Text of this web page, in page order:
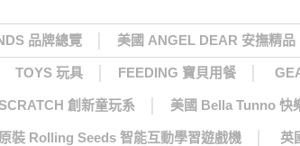
品牌總覽 美國 ANGEL DEAR 安撫精品
TOYS 玩具 FEEDING 寶貝用餐
創新童玩系 美國 Bella Tunno 快
裝 Rolling Seeds 智能互動學習遊戲機 英